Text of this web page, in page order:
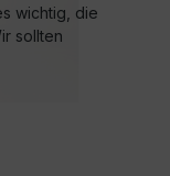
wichtig, die
sollten
– dazu
und